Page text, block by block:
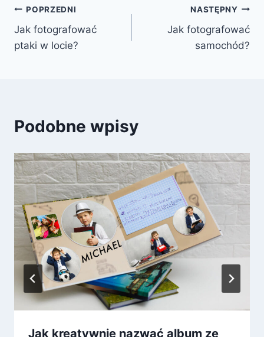
Nawigacja
wpisu
POPRZEDNI
Jak fotografować
ptaki w locie?
NASTĘPNY
Jak fotografować
samochód?
Podobne wpisy
Jak kreatywnie nazwać album ze